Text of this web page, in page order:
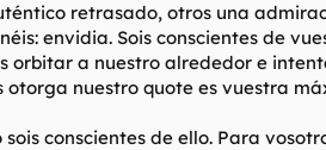
retrasado, otros una
envidia. Sois conscientes de
orbitar a nuestro alrededor e
otorga nuestro quote es vuestra
conscientes de ello. Para